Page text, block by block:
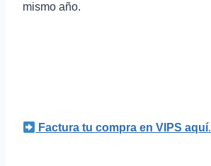
mismo año.
Factura tu compra en VIPS aquí.